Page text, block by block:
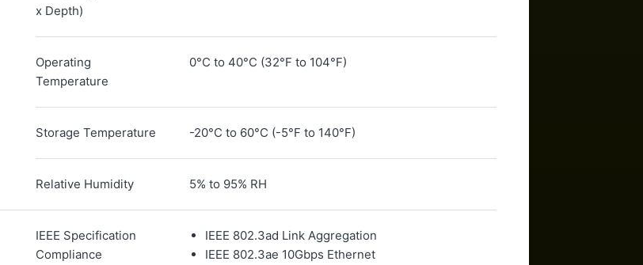
x Depth)
Operating
Temperature
0°C to 40°C (32°F to 104°F)
Storage Temperature -20°C to 60°C (-5°F to 140°F)
Relative Humidity 5% to 95% RH
IEEE Specification
Compliance
IEEE 802.3ad Link Aggregation
IEEE 802.3ae 10Gbps Ethernet